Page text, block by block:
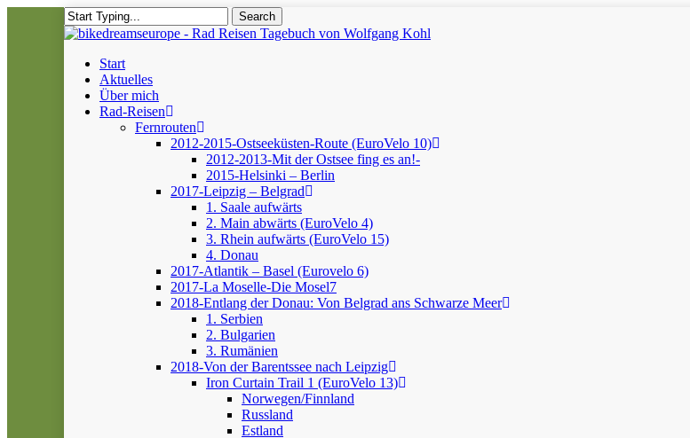
Search
Close
Menu
Start
Aktuelles
Über mich
Rad-Reisen
Fernrouten
2012-2015-Ostseeküsten-Route (EuroVelo 10)
2012-2013-Mit der Ostsee fing es an!-
2015-Helsinki – Berlin
2017-Leipzig – Belgrad
1. Saale aufwärts
2. Main abwärts (EuroVelo 4)
3. Rhein aufwärts (EuroVelo 15)
4. Donau
2017-Atlantik – Basel (Eurovelo 6)
2017-La Moselle-Die Mosel7
2018-Entlang der Donau: Von Belgrad ans Schwarze Meer
1. Serbien
2. Bulgarien
3. Rumänien
2018-Von der Barentssee nach Leipzig
Iron Curtain Trail 1 (EuroVelo 13)
Norwegen/Finnland
Russland
Estland